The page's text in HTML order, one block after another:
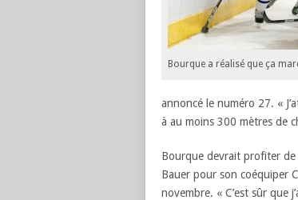
Bourque a réalisé que ça
annoncé le numéro 27. «
à au moins 300 mètres de
Bourque devrait profiter de
Bauer pour son coéquiper
novembre. « C’est sûr que